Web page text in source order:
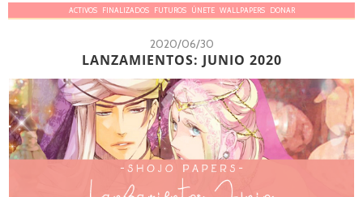
ACTIVOS FINALIZADOS FUTUROS ÚNETE WALLPAPERS DONAR
2020/06/30
LANZAMIENTOS: JUNIO 2020